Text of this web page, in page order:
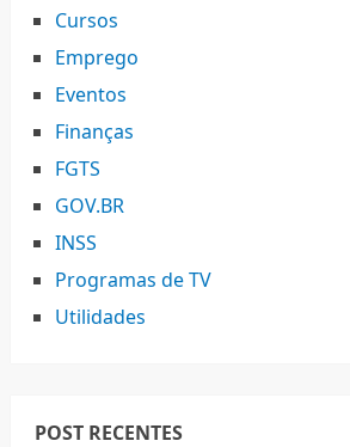
Cursos
Emprego
Eventos
Finanças
FGTS
GOV.BR
INSS
Programas de TV
Utilidades
POST RECENTES